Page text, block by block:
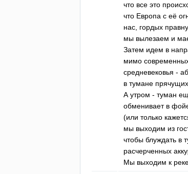
что все это
что Европа с её
нас, гордых
мы вылезаем и
Затем идем в
мимо
средневековья -
в тумане
А утром - туман
обменивает в
(или только
мы выходим из
чтобы блуждать в
расчерченных
Мы выходим к